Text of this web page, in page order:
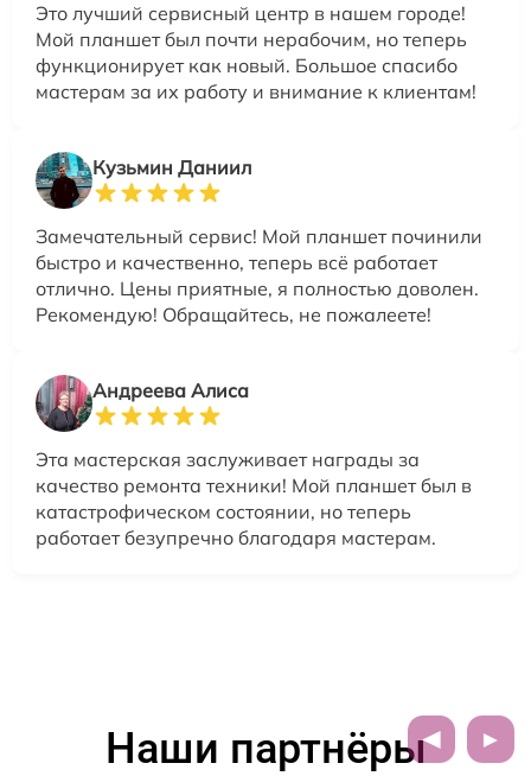
Это лучший сервисный центр в нашем городе!
Мой планшет был почти нерабочим, но теперь
функционирует как новый. Большое спасибо
мастерам за их работу и внимание к клиентам!
Кузьмин Даниил
Замечательный сервис! Мой планшет починили
быстро и качественно, теперь всё работает
отлично. Цены приятные, я полностью доволен.
Рекомендую! Обращайтесь, не пожалеете!
Андреева Алиса
Эта мастерская заслуживает награды за
качество ремонта техники! Мой планшет был в
катастрофическом состоянии, но теперь
работает безупречно благодаря мастерам.
Наши партнёры